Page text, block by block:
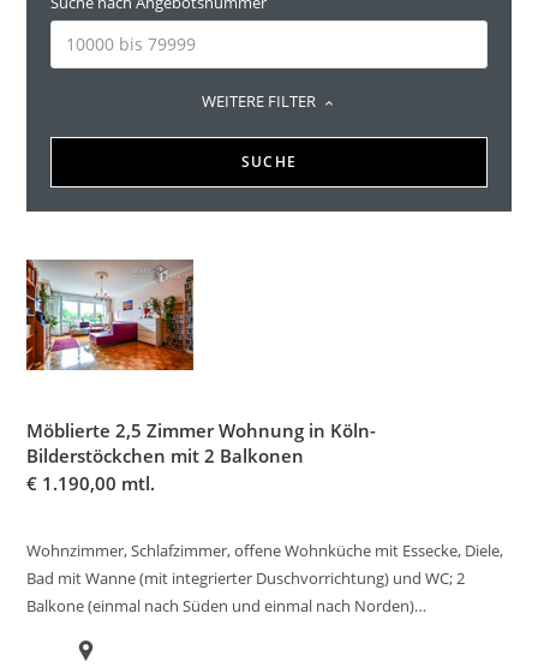
WEITERE FILTER
SUCHE
Möblierte 2,5 Zimmer Wohnung in Köln-
Bilderstöckchen mit 2 Balkonen
€ 1.190,00 mtl.
Wohnzimmer, Schlafzimmer, offene Wohnküche mit Essecke, Diele,
Bad mit Wanne (mit integrierter Duschvorrichtung) und WC; 2
Balkone (einmal nach Süden und einmal nach Norden)…